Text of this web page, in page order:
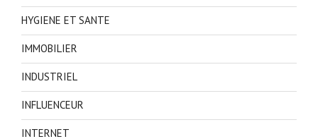
HYGIENE ET SANTE
IMMOBILIER
INDUSTRIEL
INFLUENCEUR
INTERNET